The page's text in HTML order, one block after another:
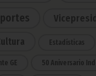
Estadísticas
GE 50 Aniversario